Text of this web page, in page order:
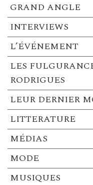
GRAND ANGLE
INTERVIEWS
L’ÉVÉNEMENT
LES
RODRIGUES
LEUR DERNIER
LITTERATURE
MÉDIAS
MODE
MUSIQUES